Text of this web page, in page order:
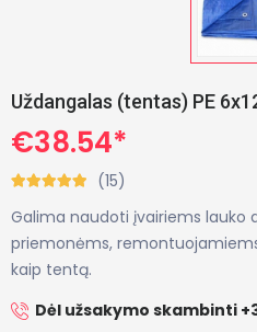
Uždangalas (tentas) PE
€38.54*
(15)
Galima naudoti įvairiems lauko
priemonėms,
kaip tentą.
Dėl užsakymo skambinti